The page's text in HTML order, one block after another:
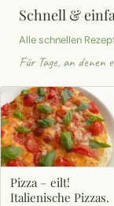
Schnell &
Alle schnellen
Für Tage, an denen
Pizza – eilt!
Italienische Pizzas.